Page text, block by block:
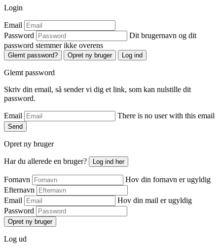
Login
Email
Password
Dit brugernavn og dit
password stemmer ikke overens
Glemt password? Opret ny bruger Log ind
Glemt password
Skriv din email, så sender vi dig et link, som kan nulstille dit
password.
Email There is no user with this email
Send
Opret ny bruger
Har du allerede en bruger? Log ind her
Fornavn
Hov din fornavn er ugyldig
Efternavn
Email
Hov din mail er ugyldig
Password
Opret ny bruger
Log ud